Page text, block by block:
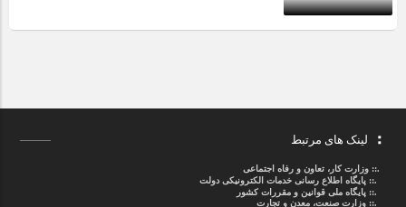
لینک های مرتبط
.::وزارت کار، تعاون و رفاه اجتماعی
.::پایگاه اطلاع رسانی خدمات الکترونیکی دولت
.::پایگاه ملی قوانین و مقررات کشور
.:: وزارت صنعت، معدن و تجارت